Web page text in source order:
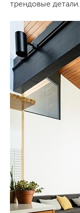
трендовые детали.